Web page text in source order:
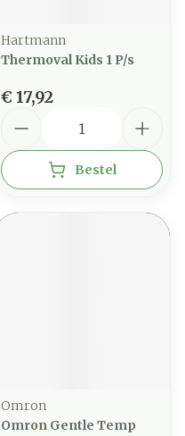
Hartmann
Thermoval Kids 1 P/s
€ 17,92
Bestel
Omron
Omron Gentle Temp